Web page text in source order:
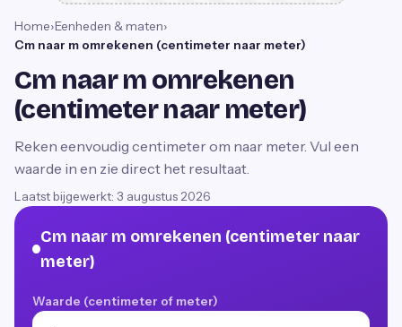
Home›Eenheden & maten›
Cm naar m omrekenen (centimeter naar meter)
Cm naar m omrekenen
(centimeter naar meter)
Reken eenvoudig centimeter om naar meter. Vul een
waarde in en zie direct het resultaat.
Laatst bijgewerkt: 3 augustus 2026
Cm naar m omrekenen (centimeter naar
meter)
Waarde (centimeter of meter)